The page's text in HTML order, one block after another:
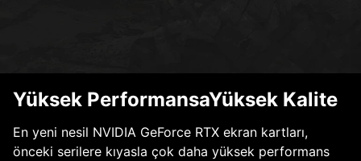
Yüksek PerformansaYüksek Kalite
En yeni nesil NVIDIA GeForce RTX ekran kartları,
önceki serilere kıyasla çok daha yüksek performans